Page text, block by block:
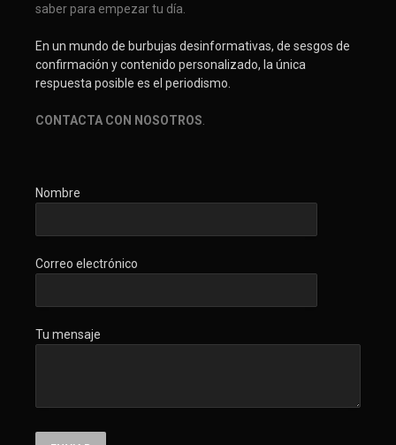
saber para empezar tu día.
En un mundo de burbujas desinformativas, de sesgos de
confirmación y contenido personalizado, la única
respuesta posible es el periodismo.
CONTACTA CON NOSOTROS
Nombre
Correo electrónico
Tu mensaje